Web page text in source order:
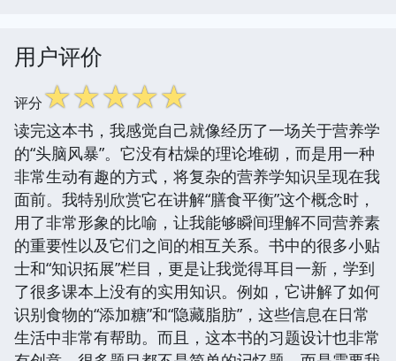
用户评价
评分☆☆☆☆☆
读完这本书，我感觉自己就像经历了一场关于营养学
的“头脑风暴”。它没有枯燥的理论堆砌，而是用一种
非常生动有趣的方式，将复杂的营养学知识呈现在我
面前。我特别欣赏它在讲解“膳食平衡”这个概念时，
用了非常形象的比喻，让我能够瞬间理解不同营养素
的重要性以及它们之间的相互关系。书中的很多小贴
士和“知识拓展”栏目，更是让我觉得耳目一新，学到
了很多课本上没有的实用知识。例如，它讲解了如何
识别食物的“添加糖”和“隐藏脂肪”，这些信息在日常
生活中非常有帮助。而且，这本书的习题设计也非常